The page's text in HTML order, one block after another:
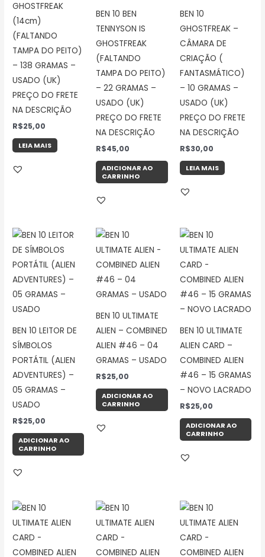
GHOSTFREAK
(14cm)
(FALTANDO
TAMPA DO PEITO)
– 138 GRAMAS –
USADO (UK)
PREÇO DO FRETE
NA DESCRIÇÃO
R$25,00
LEIA MAIS
BEN 10 BEN
TENNYSON IS
GHOSTFREAK
(FALTANDO
TAMPA DO PEITO)
– 22 GRAMAS –
USADO (UK)
PREÇO DO FRETE
NA DESCRIÇÃO
R$45,00
ADICIONAR AO
CARRINHO
BEN 10
GHOSTFREAK –
CÂMARA DE
CRIAÇÃO (
FANTASMÁTICO)
– 10 GRAMAS –
USADO (UK)
PREÇO DO FRETE
NA DESCRIÇÃO
R$30,00
LEIA MAIS
BEN 10 LEITOR DE
SÍMBOLOS
PORTÁTIL (ALIEN
ADVENTURES) –
05 GRAMAS –
USADO
R$25,00
ADICIONAR AO
CARRINHO
BEN 10 ULTIMATE
ALIEN – COMBINED
ALIEN #46 – 04
GRAMAS – USADO
R$25,00
ADICIONAR AO
CARRINHO
BEN 10 ULTIMATE
ALIEN CARD –
COMBINED ALIEN
#46 – 15 GRAMAS
– NOVO LACRADO
R$25,00
ADICIONAR AO
CARRINHO